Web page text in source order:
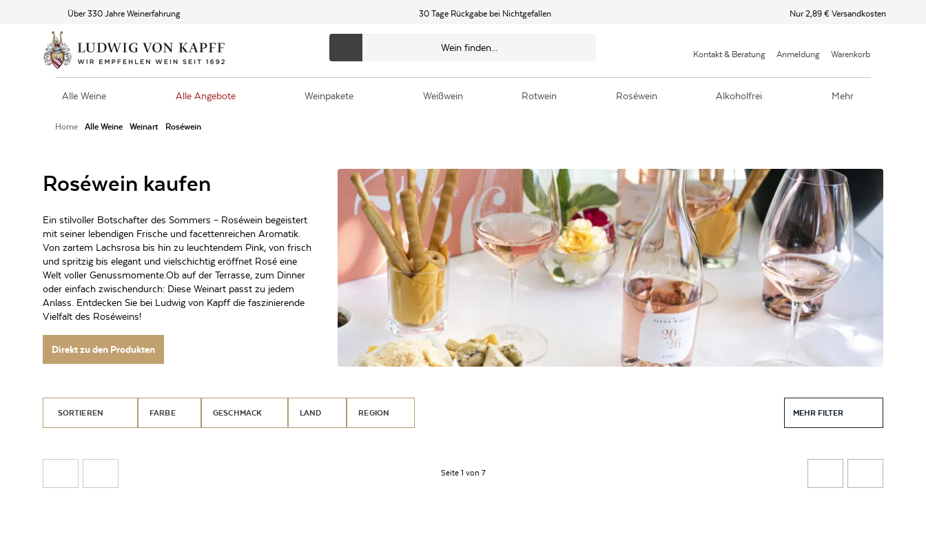
Über 330 Jahre Weinerfahrung 30 Tage Rückgabe bei Nichtgefallen Nur 2,89 € Versandkosten
Kontakt & Beratung Anmeldung Warenkorb
Alle Weine Alle Angebote Weinpakete Weißwein Rotwein Roséwein Alkoholfrei Mehr
Home Alle Weine Weinart Roséwein
Roséwein kaufen
Ein stilvoller Botschafter des Sommers – Roséwein begeistert
mit seiner lebendigen Frische und facettenreichen Aromatik.
Von zartem Lachsrosa bis hin zu leuchtendem Pink, von frisch
und spritzig bis elegant und vielschichtig eröffnet Rosé eine
Welt voller Genussmomente.Ob auf der Terrasse, zum Dinner
oder einfach zwischendurch: Diese Weinart passt zu jedem
Anlass. Entdecken Sie bei Ludwig von Kapff die faszinierende
Vielfalt des Roséweins!
Direkt zu den Produkten
SORTIEREN FARBE GESCHMACK LAND REGION MEHR FILTER
Seite 1 von 7